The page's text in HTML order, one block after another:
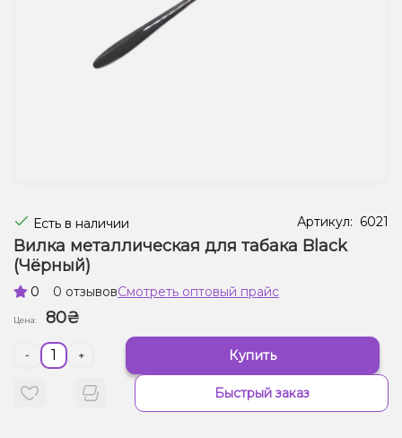
Жидкости для электронных сигарет
Подарочные наборы
Есть в наличии Артикул: 6021
Вилка металлическая для табака Black
(Чёрный)
0 0 отзывовСмотреть оптовый прайс
Цена: 80₴
- + Купить
Быстрый заказ